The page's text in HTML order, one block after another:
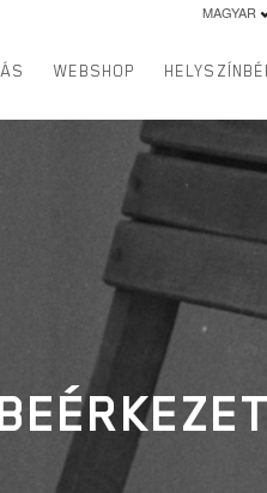
MAGYAR
WEBSHOP